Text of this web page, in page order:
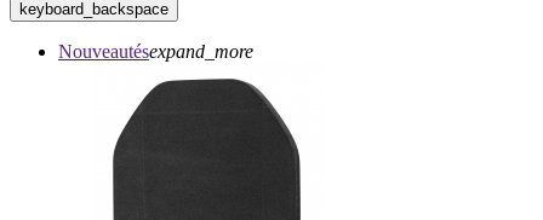
keyboard_backspace
Nouveautésexpand_more